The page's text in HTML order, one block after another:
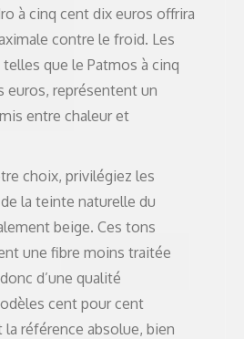
à cinq cent dix euros offrira
contre le froid. Les
que le Patmos à cinq
euros, représentent un
entre chaleur et
choix, privilégiez les
la teinte naturelle du
beige. Ces tons
une fibre moins traitée
d’une qualité
cent pour cent
référence absolue, bien